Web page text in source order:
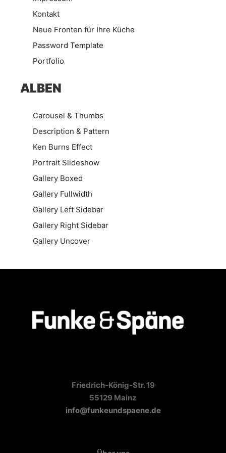
Kontakt
Neue Fronten für Ihre Küche
Password Template
Portfolio
ALBEN
Carousel & Thumbs
Description & Pattern
Ken Burns Effect
Portrait Slideshow
Gallery Boxed
Gallery Fullwidth
Gallery Left Sidebar
Gallery Right Sidebar
Gallery Uncover
Friedrich-König-Str. 19
55129 Mainz
info@funkeundspaene.de